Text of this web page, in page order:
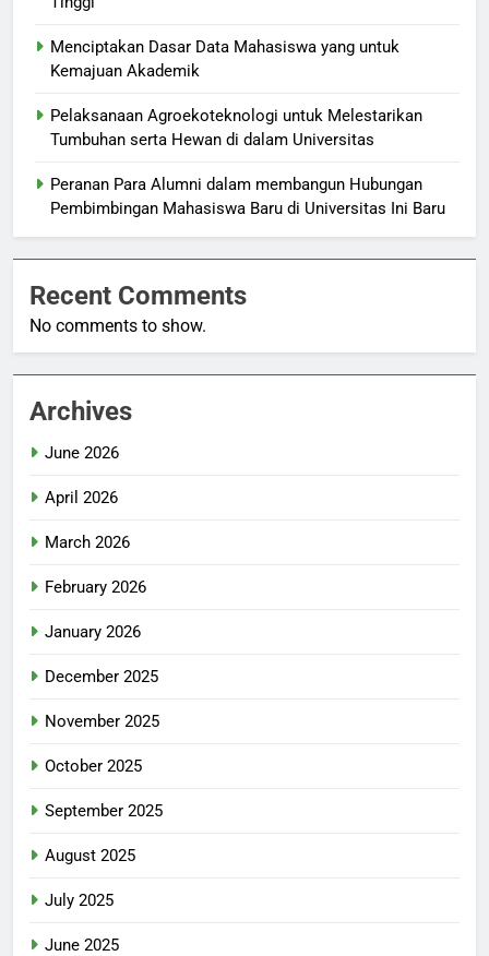
Menciptakan Dasar Data Mahasiswa yang untuk
Kemajuan Akademik
Pelaksanaan Agroekoteknologi untuk Melestarikan
Tumbuhan serta Hewan di dalam Universitas
Peranan Para Alumni dalam membangun Hubungan
Pembimbingan Mahasiswa Baru di Universitas Ini Baru
Recent Comments
No comments to show.
Archives
June 2026
April 2026
March 2026
February 2026
January 2026
December 2025
November 2025
October 2025
September 2025
August 2025
July 2025
June 2025